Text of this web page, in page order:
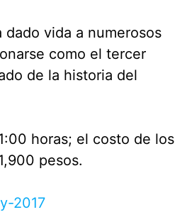
vida a numerosos
como el tercer
de la historia del
horas; el costo de los
pesos.